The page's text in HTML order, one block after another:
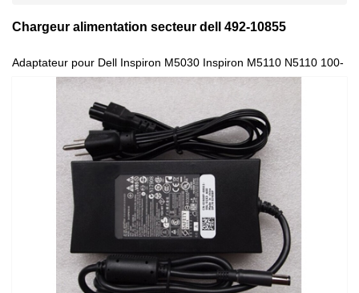
Chargeur alimentation secteur dell 492-10855
Adaptateur pour Dell Inspiron M5030 Inspiron M5110 N5110 100-